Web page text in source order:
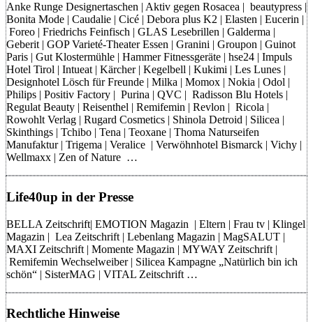
Anke Runge Designertaschen | Aktiv gegen Rosacea | beautypress |
Bonita Mode | Caudalie | Cicé | Debora plus K2 | Elasten | Eucerin |
Foreo | Friedrichs Feinfisch | GLAS Lesebrillen | Galderma |
Geberit | GOP Varieté-Theater Essen | Granini | Groupon | Guinot
Paris | Gut Klostermühle | Hammer Fitnessgeräte | hse24 | Impuls
Hotel Tirol | Intueat | Kärcher | Kegelbell | Kukimi | Les Lunes |
Designhotel Lösch für Freunde | Milka | Momox | Nokia | Odol |
Philips | Positiv Factory | Purina | QVC | Radisson Blu Hotels |
Regulat Beauty | Reisenthel | Remifemin | Revlon | Ricola |
Rowohlt Verlag | Rugard Cosmetics | Shinola Detroid | Silicea |
Skinthings | Tchibo | Tena | Teoxane | Thoma Naturseifen
Manufaktur | Trigema | Veralice | Verwöhnhotel Bismarck | Vichy |
Wellmaxx | Zen of Nature …
Life40up in der Presse
BELLA Zeitschrift| EMOTION Magazin | Eltern | Frau tv | Klingel
Magazin | Lea Zeitschrift | Lebenlang Magazin | MagSALUT |
MAXI Zeitschrift | Momente Magazin | MYWAY Zeitschrift |
Remifemin Wechselweiber | Silicea Kampagne „Natürlich bin ich
schön“ | SisterMAG | VITAL Zeitschrift …
Rechtliche Hinweise